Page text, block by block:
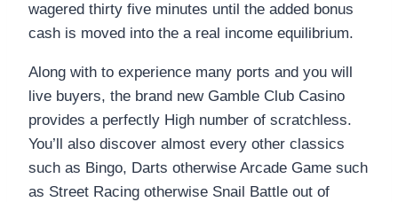
wagered thirty five minutes until the added bonus
cash is moved into the a real income equilibrium.
Along with to experience many ports and you will
live buyers, the brand new Gamble Club Casino
provides a perfectly High number of scratchless.
You’ll also discover almost every other classics
such as Bingo, Darts otherwise Arcade Game such
as Street Racing otherwise Snail Battle out of